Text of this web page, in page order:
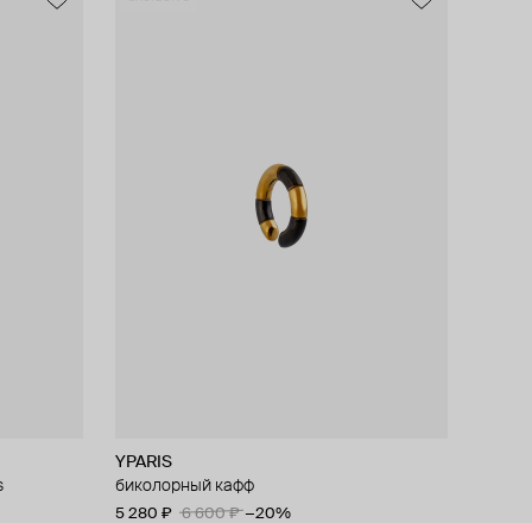
YPARIS
биколорный кафф
5 280 ₽ 6 600 ₽ −20%